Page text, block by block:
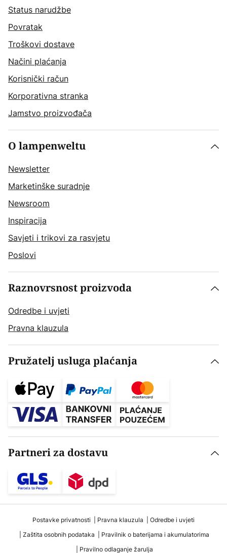
Status narudžbe
Povratak
Troškovi dostave
Načini plaćanja
Korisnički račun
Korporativna stranka
Jamstvo proizvođača
O lampenweltu
Newsletter
Marketinške suradnje
Newsroom
Inspiracija
Savjeti i trikovi za rasvjetu
Poslovi
Raznovrsnost proizvoda
Odredbe i uvjeti
Pravna klauzula
Pružatelj usluga plaćanja
Partneri za dostavu
Postavke privatnosti Pravna klauzula
Odredbe i uvjeti
Zaštita osobnih podataka
Pravilnik o baterijama i akumulatorima
Pravilno odlaganje žarulja